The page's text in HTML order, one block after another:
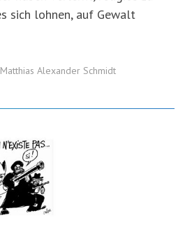
sich lohnen, auf Gewalt
Matthias Alexander Schmidt